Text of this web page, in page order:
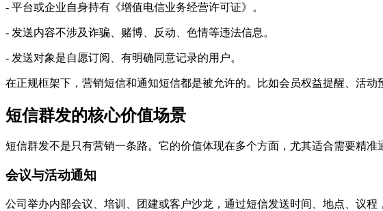
- 平台或企业自身持有《增值电信业务经营许可证》。
- 发送内容不涉及诈骗、赌博、反动、色情等违法信息。
- 发送对象是自愿订阅、有明确同意记录的用户。
在正规框架下，营销短信和通知短信都是被允许的。比如会员权益提醒、活
短信群发的核心价值场景
短信群发不是只有营销一条路。它的价值体现在多个方面，尤其适合需要精准
会议与活动通知
公司举办内部会议、培训、团建或客户沙龙，通过短信发送时间、地点、议